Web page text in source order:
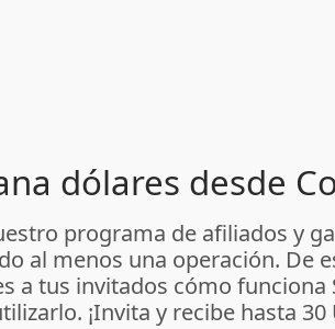
dólares desde
programa de afiliados y
al menos una operación. De
a tus invitados cómo funciona
¡Invita y recibe hasta 30